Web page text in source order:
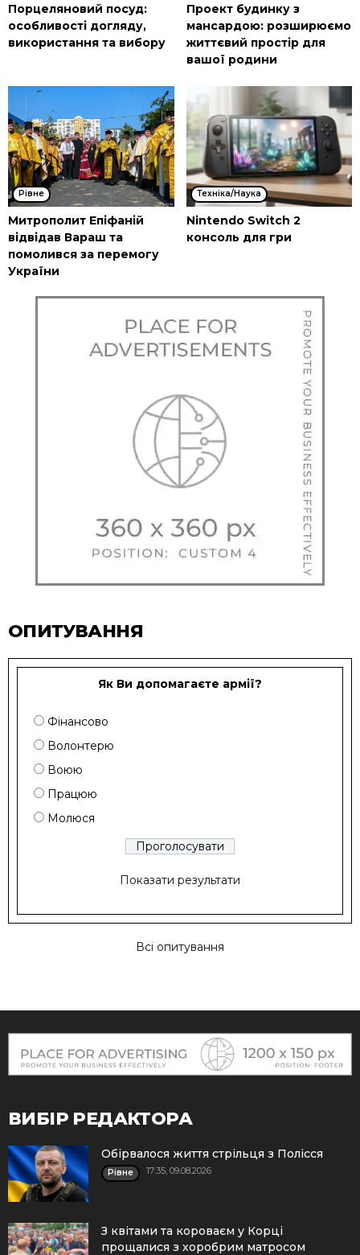
Порцеляновий посуд:
особливості догляду,
використання та вибору
Проект будинку з
мансардою: розширюємо
життєвий простір для
вашої родини
Рівне
Митрополит Епіфаній
відвідав Вараш та
помолився за перемогу
України
Техніка/Наука
Nintendo Switch 2
консоль для гри
ОПИТУВАННЯ
Як Ви допомагаєте армії?
Фінансово
Волонтерю
Воюю
Працюю
Молюся
Показати результати
Всі опитування
ВИБІР РЕДАКТОРА
Обірвалося життя стрільця з Полісся
Рівне 17:35, 09.08.2026
З квітами та короваєм у Корці
прощалися з хоробрим матросом